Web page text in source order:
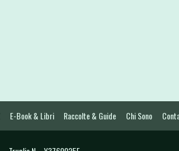
E-Book & Libri Raccolte & Guide Chi Sono